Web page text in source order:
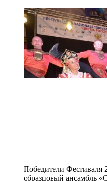
Победители Фестиваля
образцовый ансамбль